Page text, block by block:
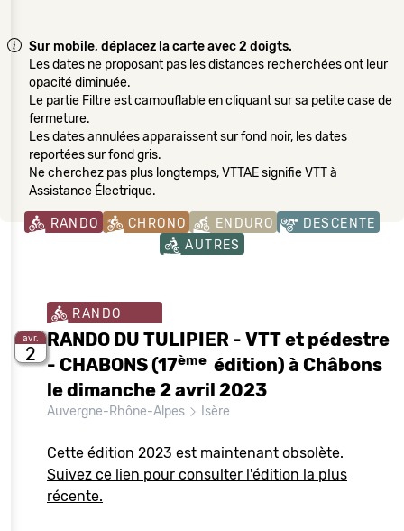
Sur mobile, déplacez la carte avec 2 doigts.
Les dates ne proposant pas les distances recherchées ont leur
opacité diminuée.
Le partie Filtre est camouflable en cliquant sur sa petite case de
fermeture.
Les dates annulées apparaissent sur fond noir, les dates
reportées sur fond gris.
Ne cherchez pas plus longtemps, VTTAE signifie VTT à
Assistance Électrique.
RANDO CHRONO ENDURO
DESCENTE
AUTRES
avr.
2
RANDO
RANDO DU TULIPIER - VTT et pédestre
- CHABONS (17ème édition) à Châbons
le dimanche 2 avril 2023
Auvergne-Rhône-Alpes Isère
Cette édition 2023 est maintenant obsolète.
Suivez ce lien pour consulter l'édition la plus
récente.